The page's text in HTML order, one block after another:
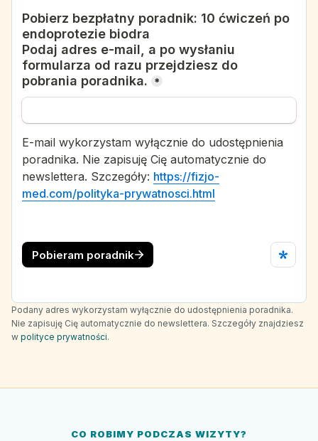
Podany adres wykorzystam wyłącznie do udostępnienia poradnika.
Nie zapisuję Cię automatycznie do newslettera. Szczegóły znajdziesz
w polityce prywatności.
CO ROBIMY PODCZAS WIZYTY?